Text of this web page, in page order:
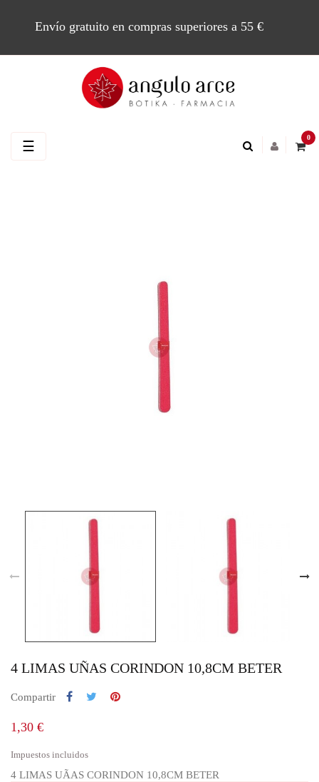
Envío gratuito en compras superiores a 55 €
0
Navegación
☰
4 LIMAS UÑAS CORINDON 10,8CM BETER
Compartir
1,30 €
Impuestos incluidos
4 LIMAS UÃAS CORINDON 10,8CM BETER